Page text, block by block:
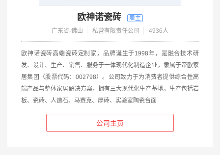
欧神诺瓷砖
广东省-佛山 私营有限责任公司 4936人
欧神诺瓷砖高端瓷砖定制家，品牌诞生于1998年，是融合技术研
发、设计、生产、销售、服务于一体现代化制造企业，隶属于帝欧家
居集团（股票代码：002798）。公司致力于为消费者提供综合性高
端产品与整体家居解决方案，拥有三大现代化生产基地，生产包括岩
板、瓷砖、人造石、马赛克、厚砖、实验室陶瓷台面
公司主页